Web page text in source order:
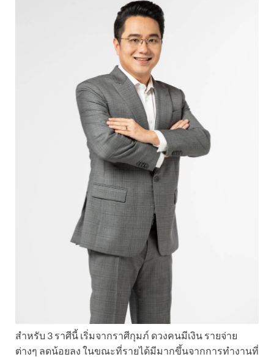
สำหรับ 3 ราศีนี้ เริ่มจากราศีกุมภ์ ดวงคนมีเงิน รายจ่าย
ต่างๆ ลดน้อยลง ในขณะที่รายได้มีมากขึ้นจากการทำงานที่